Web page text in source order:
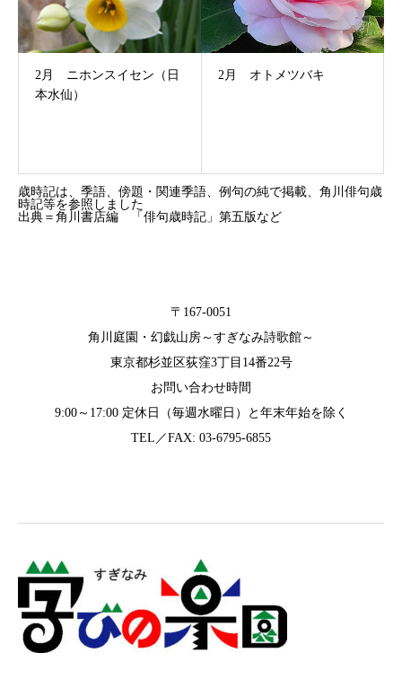
2月 ニホンスイセン（日
本水仙）
2月 オトメツバキ
歳時記は、季語、傍題・関連季語、例句の純で掲載、角川俳句歳
時記等を参照しました
出典＝角川書店編 「俳句歳時記」第五版など
〒167-0051
角川庭園・幻戯山房～すぎなみ詩歌館～
東京都杉並区荻窪3丁目14番22号
お問い合わせ時間
9:00～17:00 定休日（毎週水曜日）と年末年始を除く
TEL／FAX: 03-6795-6855